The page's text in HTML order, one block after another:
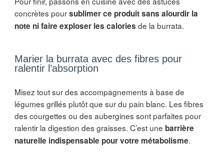
concrètes poursublimer ce produit sans alourdir la
note ni faire exploser les calories de la burrata.
Marier la burrata avec des fibres pour
ralentir l’absorption
Misez tout sur des accompagnements à base de
légumes grillés plutôt que sur du pain blanc. Les fibres
des courgettes ou des aubergines sont parfaites pour
ralentir la digestion des graisses. C’est une barrière
naturelle indispensable pour votre métabolisme.